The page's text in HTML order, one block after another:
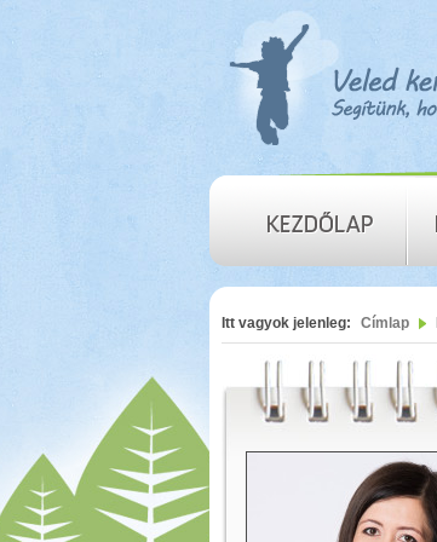
Itt vagyok jelenleg: Címlap